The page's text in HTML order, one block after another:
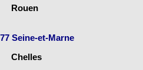
Rouen
77 Seine-et-Marne
Chelles